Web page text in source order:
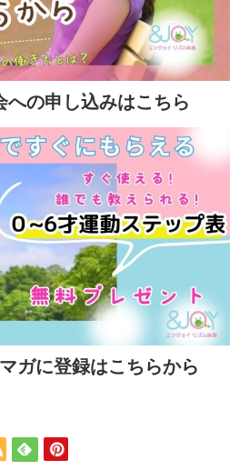
への申し込みはこちら
ガに登録はこちらから